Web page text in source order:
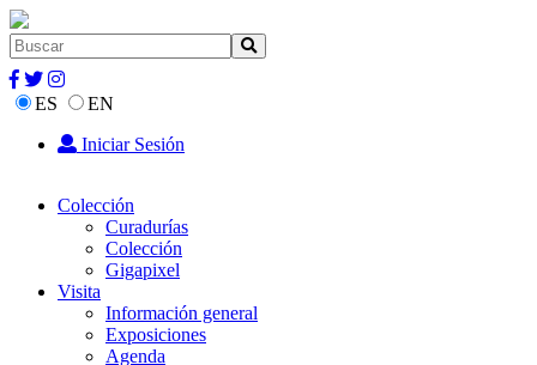
ES
EN
Iniciar Sesión
Colección
Curadurías
Colección
Gigapixel
Visita
Información general
Exposiciones
Agenda